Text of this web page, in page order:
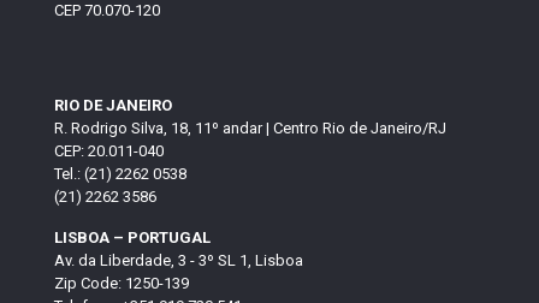
CEP 70.070-120
RIO DE JANEIRO
R. Rodrigo Silva, 18, 11º andar | Centro Rio de Janeiro/RJ
CEP: 20.011-040
Tel.: (21) 2262 0538
(21) 2262 3586
LISBOA – PORTUGAL
Av. da Liberdade, 3 - 3º SL 1, Lisboa
Zip Code: 1250-139